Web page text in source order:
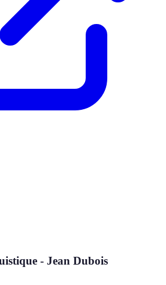
- Jean Dubois